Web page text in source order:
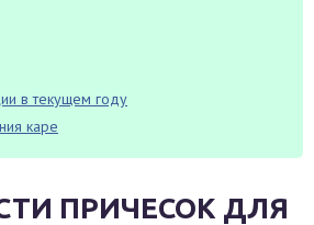
в текущем году
каре
ПРИЧЕСОК ДЛЯ